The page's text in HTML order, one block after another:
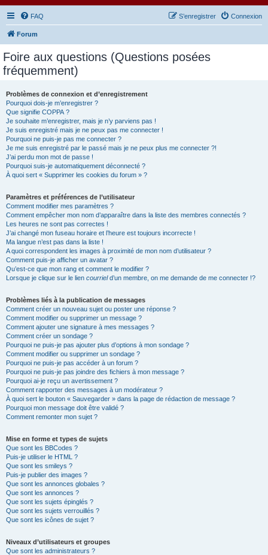
FAQ Connexion
S’enregistrer
Forum
Foire aux questions (Questions posées
fréquemment)
Problèmes de connexion et d’enregistrement
Pourquoi dois-je m’enregistrer ?
Que signifie COPPA ?
Je souhaite m’enregistrer, mais je n’y parviens pas !
Je suis enregistré mais je ne peux pas me connecter !
Pourquoi ne puis-je pas me connecter ?
Je me suis enregistré par le passé mais je ne peux plus me connecter ?!
J’ai perdu mon mot de passe !
Pourquoi suis-je automatiquement déconnecté ?
À quoi sert « Supprimer les cookies du forum » ?
Paramètres et préférences de l’utilisateur
Comment modifier mes paramètres ?
Comment empêcher mon nom d’apparaître dans la liste des membres connectés ?
Les heures ne sont pas correctes !
J’ai changé mon fuseau horaire et l’heure est toujours incorrecte !
Ma langue n’est pas dans la liste !
A quoi correspondent les images à proximité de mon nom d’utilisateur ?
Comment puis-je afficher un avatar ?
Qu’est-ce que mon rang et comment le modifier ?
Lorsque je clique sur le lien courrield’un membre, on me demande de me connecter !?
Problèmes liés à la publication de messages
Comment créer un nouveau sujet ou poster une réponse ?
Comment modifier ou supprimer un message ?
Comment ajouter une signature à mes messages ?
Comment créer un sondage ?
Pourquoi ne puis-je pas ajouter plus d’options à mon sondage ?
Comment modifier ou supprimer un sondage ?
Pourquoi ne puis-je pas accéder à un forum ?
Pourquoi ne puis-je pas joindre des fichiers à mon message ?
Pourquoi ai-je reçu un avertissement ?
Comment rapporter des messages à un modérateur ?
À quoi sert le bouton « Sauvegarder » dans la page de rédaction de message ?
Pourquoi mon message doit être validé ?
Comment remonter mon sujet ?
Mise en forme et types de sujets
Que sont les BBCodes ?
Puis-je utiliser le HTML ?
Que sont les smileys ?
Puis-je publier des images ?
Que sont les annonces globales ?
Que sont les annonces ?
Que sont les sujets épinglés ?
Que sont les sujets verrouillés ?
Que sont les icônes de sujet ?
Niveaux d’utilisateurs et groupes
Que sont les administrateurs ?